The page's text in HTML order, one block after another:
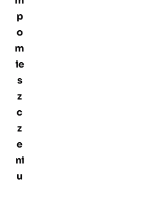
p
o
m
ie
s
z
c
z
e
ni
u